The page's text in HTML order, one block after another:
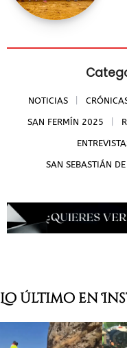
NOTICIAS
SAN FERMÍN 2025
SAN SEBASTIÁN DE
Lo último en